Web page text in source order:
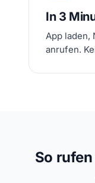
In 3
App laden,
anrufen.
So rufen